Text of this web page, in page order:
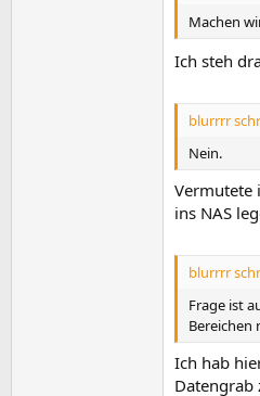
Machen
Ich steh
blurrrr
Nein.
Vermutete
ins NAS
blurrrr
Frage ist
Bereichen
Ich hab
Datengrab